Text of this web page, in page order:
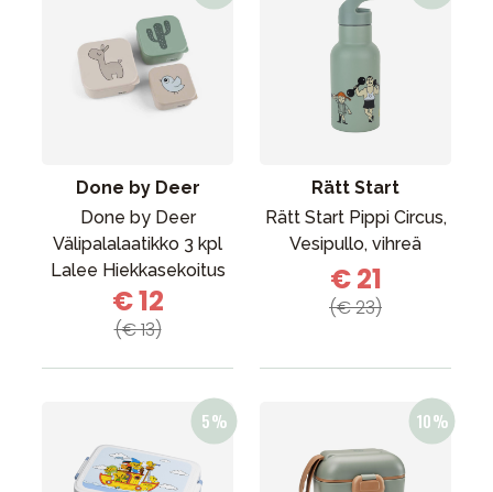
Done by Deer
Done by Deer
Välipalalaatikko 3 kpl
Lalee Hiekkasekoitus
€ 12
(€ 13)
Rätt Start
Rätt Start Pippi Circus,
Vesipullo, vihreä
€ 21
(€ 23)